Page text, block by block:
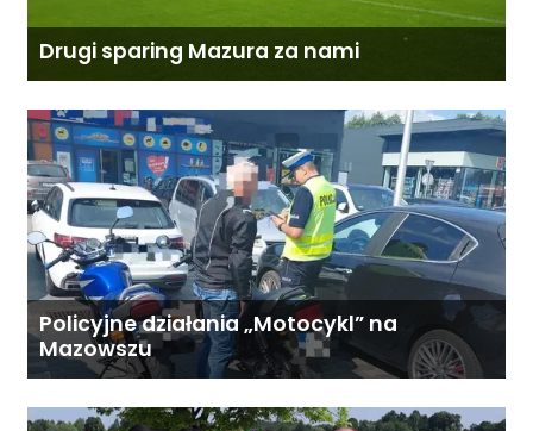
Drugi sparing Mazura za nami
Policyjne działania „Motocykl” na
Mazowszu